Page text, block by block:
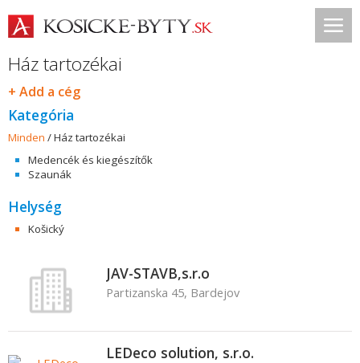
Ház tartozékai
+ Add a cég
Kategória
Minden /Ház tartozékai
Medencék és kiegészítők
Szaunák
Helység
Košický
JAV-STAVB,s.r.o
Partizanska 45, Bardejov
LEDeco solution, s.r.o.